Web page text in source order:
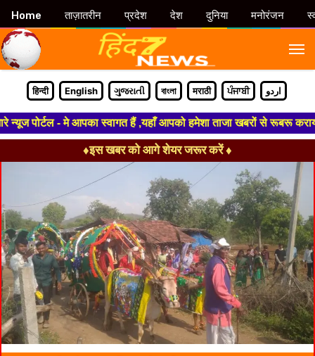
हिन्दी English ગુજરાતી বাংলা मराठी ਪੰਜਾਬੀ اردو
पोर्टल - मे आपका स्वागत हैं ,यहाँ आपको हमेशा ताजा खबरों से रूबरू
♦इस खबर को आगे शेयर जरूर करें ♦
Home ताज़ातरीन प्रदेश देश दुनिया मनोरंजन